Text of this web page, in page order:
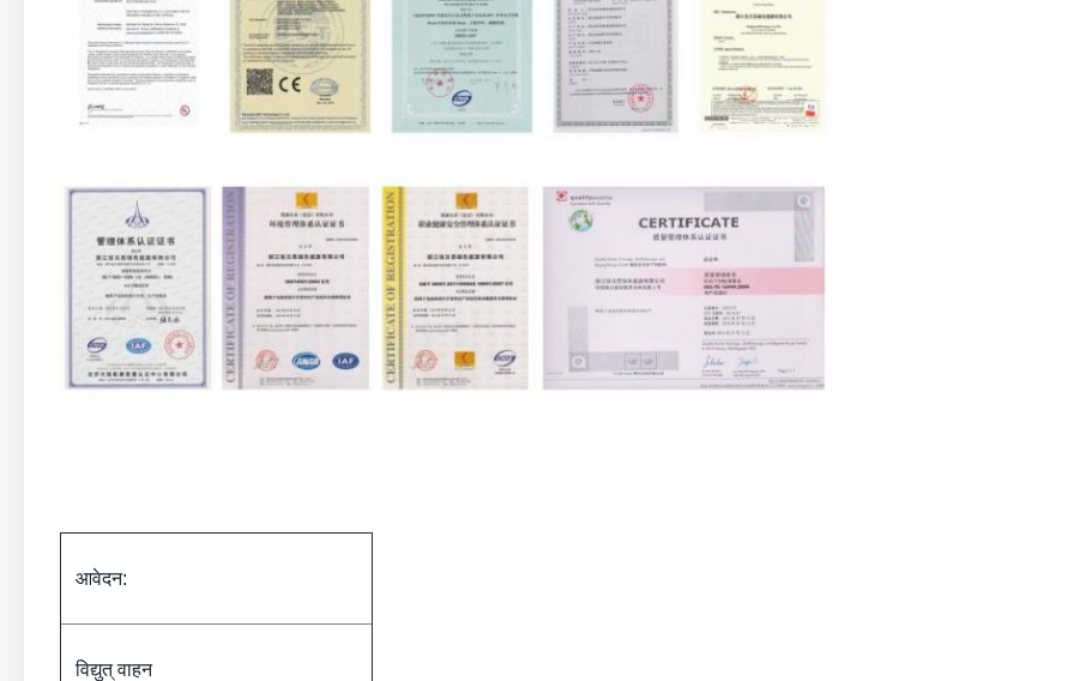
आवेदन:
विद्युत् वाहन